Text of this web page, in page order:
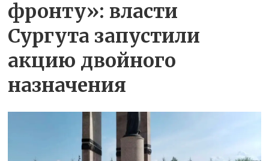
фронту»: власти
Сургута запустили
акцию двойного
назначения